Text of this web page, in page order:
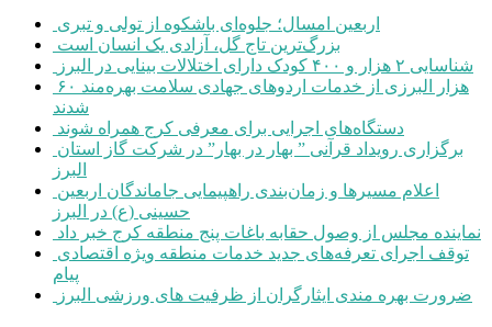
اربعین امسال؛ جلوه‌ای باشکوه از تولی و تبری
بزرگ‌ترین تاج گل، آزادی یک انسان است
شناسایی ۲ هزار و ۴۰۰ کودک دارای اختلالات بینایی در البرز
۶۰ هزار البرزی از خدمات اردوهای جهادی سلامت بهره‌مند
شدند
دستگاه‌های اجرایی برای معرفی کرج همراه شوند
البرز
حسینی (ع) در البرز
نماینده مجلس از وصول حقابه باغات پنج منطقه کرج خبر داد
پیام
ضرورت بهره مندی ایثارگران از ظرفیت های ورزشی البرز